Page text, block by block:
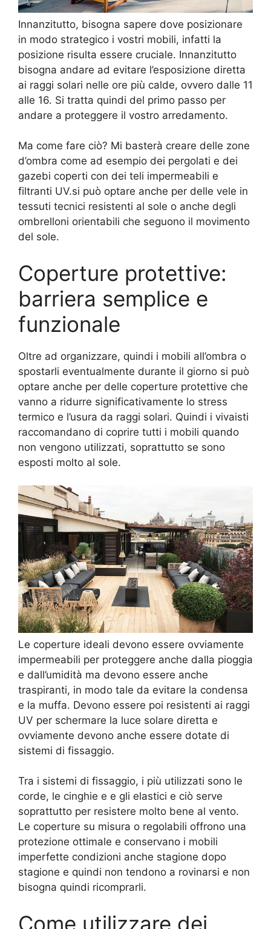
Innanzitutto, bisogna sapere dove posizionare
in modo strategico i vostri mobili, infatti la
posizione risulta essere cruciale. Innanzitutto
bisogna andare ad evitare l’esposizione diretta
ai raggi solari nelle ore più calde, ovvero dalle 11
alle 16. Si tratta quindi del primo passo per
andare a proteggere il vostro arredamento.
Ma come fare ciò? Mi basterà creare delle zone
d’ombra come ad esempio dei pergolati e dei
gazebi coperti con dei teli impermeabili e
filtranti UV.si può optare anche per delle vele in
tessuti tecnici resistenti al sole o anche degli
ombrelloni orientabili che seguono il movimento
del sole.
Coperture protettive:
barriera semplice e
funzionale
Oltre ad organizzare, quindi i mobili all’ombra o
spostarli eventualmente durante il giorno si può
optare anche per delle coperture protettive che
vanno a ridurre significativamente lo stress
termico e l’usura da raggi solari. Quindi i vivaisti
raccomandano di coprire tutti i mobili quando
non vengono utilizzati, soprattutto se sono
esposti molto al sole.
Le coperture ideali devono essere ovviamente
impermeabili per proteggere anche dalla pioggia
e dall’umidità ma devono essere anche
traspiranti, in modo tale da evitare la condensa
e la muffa. Devono essere poi resistenti ai raggi
UV per schermare la luce solare diretta e
ovviamente devono anche essere dotate di
sistemi di fissaggio.
Tra i sistemi di fissaggio, i più utilizzati sono le
corde, le cinghie e e gli elastici e ciò serve
soprattutto per resistere molto bene al vento.
Le coperture su misura o regolabili offrono una
protezione ottimale e conservano i mobili
imperfette condizioni anche stagione dopo
stagione e quindi non tendono a rovinarsi e non
bisogna quindi ricomprarli.
Come utilizzare dei